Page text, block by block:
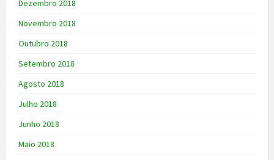
Dezembro 2018
Novembro 2018
Outubro 2018
Setembro 2018
Agosto 2018
Julho 2018
Junho 2018
Maio 2018